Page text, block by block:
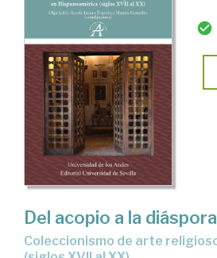
Del acopio a la diáspora
Coleccionismo de arte religioso en Hispanoamérica